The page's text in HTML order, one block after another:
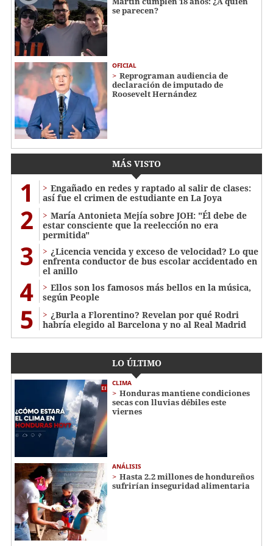
se parecen?
OFICIAL
Reprograman audiencia de
declaración de imputado de
Roosevelt Hernández
MÁS VISTO
1
Engañado en redes y raptado al salir de clases:
así fue el crimen de estudiante en La Joya
2
María Antonieta Mejía sobre JOH: "Él debe de
estar consciente que la reelección no era
permitida"
3
¿Licencia vencida y exceso de velocidad? Lo que
enfrenta conductor de bus escolar accidentado en
el anillo
4
Ellos son los famosos más bellos en la música,
según People
5
¿Burla a Florentino? Revelan por qué Rodri
habría elegido al Barcelona y no al Real Madrid
LO ÚLTIMO
CLIMA
Honduras mantiene condiciones
secas con lluvias débiles este
viernes
ANÁLISIS
Hasta 2.2 millones de hondureños
sufrirían inseguridad alimentaria